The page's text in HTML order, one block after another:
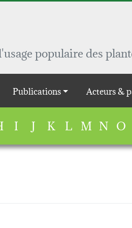
populaire des
Publications Acteurs &
I J K L M N O